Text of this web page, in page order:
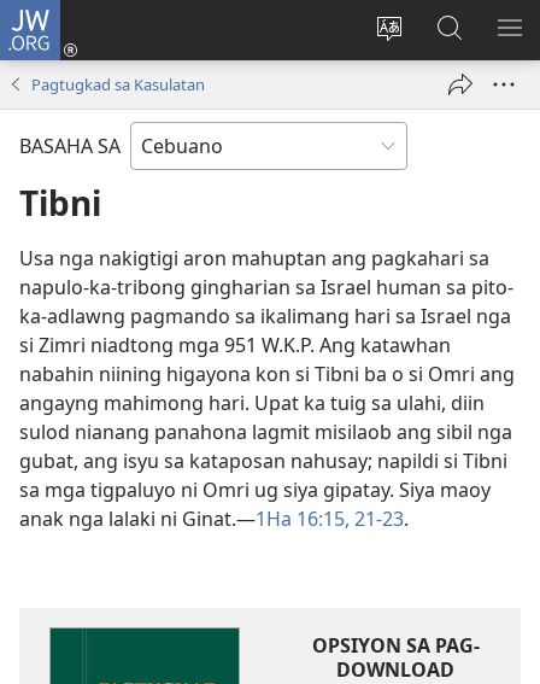
JW.ORG
Ilisi
pinulongan
sa
site
Log
ug
Pangitaa
sa
JW.ORG
Pagtugkad sa Kasulatan
BASAHA SA
Tibni
Usa nga nakigtigi aron mahuptan ang pagkahari sa
napulo-ka-tribong gingharian sa Israel human sa pito-
ka-adlawng pagmando sa ikalimang hari sa Israel nga
si Zimri niadtong mga 951 W.K.P. Ang katawhan
nabahin niining higayona kon si Tibni ba o si Omri ang
angayng mahimong hari. Upat ka tuig sa ulahi, diin
sulod nianang panahona lagmit misilaob ang sibil nga
gubat, ang isyu sa kataposan nahusay; napildi si Tibni
sa mga tigpaluyo ni Omri ug siya gipatay. Siya maoy
anak nga lalaki ni Ginat.​—1Ha 16:​15, 21-23.
OPSIYON SA PAG-
DOWNLOAD